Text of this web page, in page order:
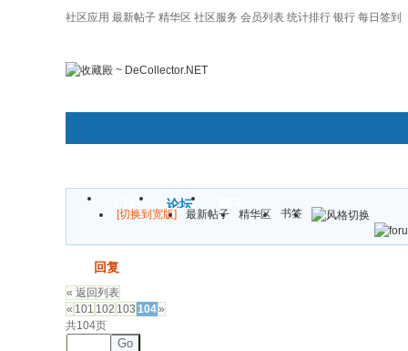
社区应用 最新帖子 精华区 社区服务 会员列表 统计排行 银行 每日签到
门户 论坛
[切换到宽版] 最新帖子 精华区 书签
回复
« 返回列表
« 101 102 103 104»
共104页
Go